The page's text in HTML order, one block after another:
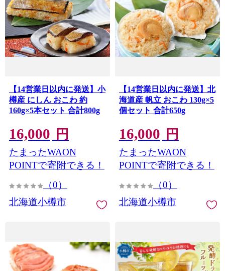
【14営業日以内に発送】小
樽産 にしん おこわ 約
160g×5本セット 合計800g
16,000 円
たまったWAON
POINTで寄附できる！
（0）
北海道小樽市
【14営業日以内に発送】北
海道産 帆立 おこわ 130g×5
個セット 合計650g
16,000 円
たまったWAON
POINTで寄附できる！
（0）
北海道小樽市